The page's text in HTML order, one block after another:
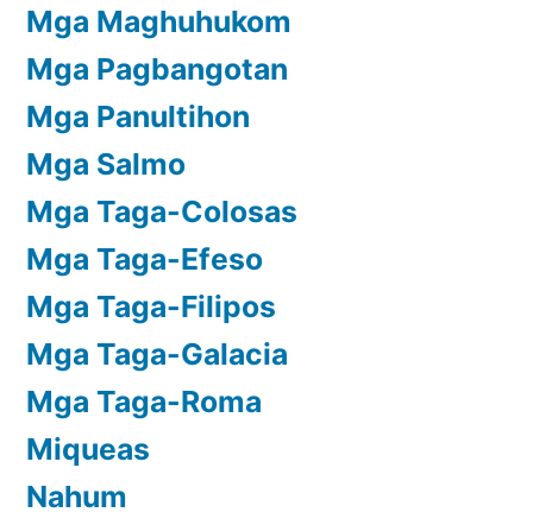
Mga Maghuhukom
Mga Pagbangotan
Mga Panultihon
Mga Salmo
Mga Taga-Colosas
Mga Taga-Efeso
Mga Taga-Filipos
Mga Taga-Galacia
Mga Taga-Roma
Miqueas
Nahum